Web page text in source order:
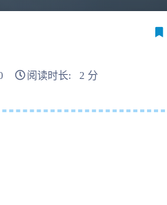
阅读时长: 2 分